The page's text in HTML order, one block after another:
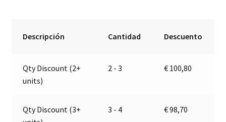
Jokon
E13-
cantidad
Descripción Cantidad Descuento
Qty Discount (2+
units)
2 - 3 € 100,80
Qty Discount (3+
3 - 4 €98,70